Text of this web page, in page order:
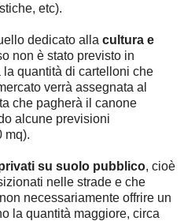
etc).
dedicato alla cultura e
non è stato previsto in
quantità di cartelloni che
verrà assegnata al
che pagherà il canone
alcune previsioni
mq).
su suolo pubblico, cioè
nelle strade e che
necessariamente offrire un
la quantità maggiore, circa